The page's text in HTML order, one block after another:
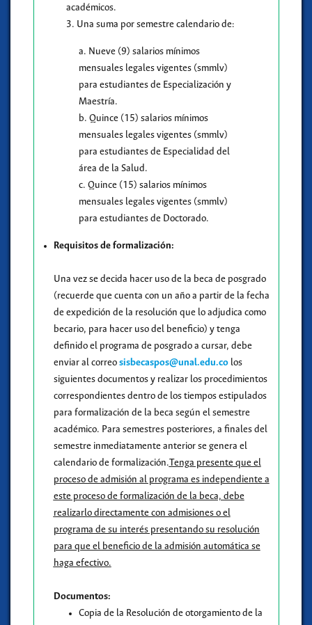
académicos.
3. Una suma por semestre calendario de:
a. Nueve (9) salarios mínimos
mensuales legales vigentes (smmlv)
para estudiantes de Especialización y
Maestría.
b. Quince (15) salarios mínimos
mensuales legales vigentes (smmlv)
para estudiantes de Especialidad del
área de la Salud.
c. Quince (15) salarios mínimos
mensuales legales vigentes (smmlv)
para estudiantes de Doctorado.
Requisitos de formalización:
Una vez se decida hacer uso de la beca de posgrado
(recuerde que cuenta con un año a partir de la fecha
de expedición de la resolución que lo adjudica como
becario, para hacer uso del beneficio) y tenga
definido el programa de posgrado a cursar, debe
enviar al correo sisbecaspos@unal.edu.colos
siguientes documentos y realizar los procedimientos
correspondientes dentro de los tiempos estipulados
para formalización de la beca según el semestre
académico. Para semestres posteriores, a finales del
semestre inmediatamente anterior se genera el
calendario de formalización.Tenga presente que el
proceso de admisión al programa es independiente a
este proceso de formalización de la beca, debe
realizarlo directamente con admisiones o el
programa de su interés presentando su resolución
para que el beneficio de la admisión automática se
haga efectivo.
Documentos:
Copia de la Resolución de otorgamiento de la